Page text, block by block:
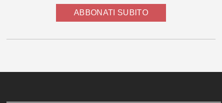
ABBONATI SUBITO